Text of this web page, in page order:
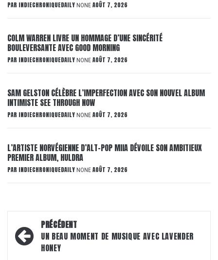
PAR INDIECHRONIQUEDAILY NONE AOÛT 7, 2026
COLM WARREN LIVRE UN HOMMAGE D’UNE SINCÉRITÉ
BOULEVERSANTE AVEC GOOD MORNING
PAR INDIECHRONIQUEDAILY NONE AOÛT 7, 2026
SAM GELSTON CÉLÈBRE L’IMPERFECTION AVEC SON NOUVEL ALBUM
INTIMISTE SEE THROUGH NOW
PAR INDIECHRONIQUEDAILY NONE AOÛT 7, 2026
L’ARTISTE NORVÉGIENNE D’ALT-POP MIIA DÉVOILE SON AMBITIEUX
PREMIER ALBUM, HULDRA
PAR INDIECHRONIQUEDAILY NONE AOÛT 7, 2026
Navigation
d’article
PRÉCÉDENT
UN BEAU MOMENT DE MUSIQUE AVEC LAVENDER
HONEY